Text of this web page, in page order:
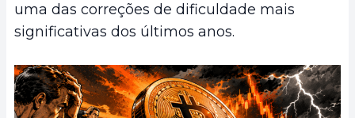
uma das correções de dificuldade mais
significativas dos últimos anos.